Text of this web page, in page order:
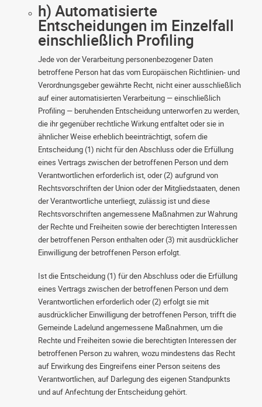
h) Automatisierte
Entscheidungen im Einzelfall
einschließlich Profiling
Jede von der Verarbeitung personenbezogener Daten
betroffene Person hat das vom Europäischen Richtlinien- und
Verordnungsgeber gewährte Recht, nicht einer ausschließlich
auf einer automatisierten Verarbeitung — einschließlich
Profiling — beruhenden Entscheidung unterworfen zu werden,
die ihr gegenüber rechtliche Wirkung entfaltet oder sie in
ähnlicher Weise erheblich beeinträchtigt, sofern die
Entscheidung (1) nicht für den Abschluss oder die Erfüllung
eines Vertrags zwischen der betroffenen Person und dem
Verantwortlichen erforderlich ist, oder (2) aufgrund von
Rechtsvorschriften der Union oder der Mitgliedstaaten, denen
der Verantwortliche unterliegt, zulässig ist und diese
Rechtsvorschriften angemessene Maßnahmen zur Wahrung
der Rechte und Freiheiten sowie der berechtigten Interessen
der betroffenen Person enthalten oder (3) mit ausdrücklicher
Einwilligung der betroffenen Person erfolgt.
Ist die Entscheidung (1) für den Abschluss oder die Erfüllung
eines Vertrags zwischen der betroffenen Person und dem
Verantwortlichen erforderlich oder (2) erfolgt sie mit
ausdrücklicher Einwilligung der betroffenen Person, trifft die
Gemeinde Ladelund angemessene Maßnahmen, um die
Rechte und Freiheiten sowie die berechtigten Interessen der
betroffenen Person zu wahren, wozu mindestens das Recht
auf Erwirkung des Eingreifens einer Person seitens des
Verantwortlichen, auf Darlegung des eigenen Standpunkts
und auf Anfechtung der Entscheidung gehört.